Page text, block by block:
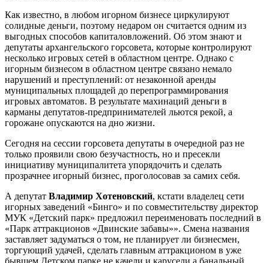
Как известно, в любом игорном бизнесе циркулируют
солидные деньги, поэтому недаром он считается одним из
выгодных способов капиталовложений. Об этом знают и
депутаты архангельского горсовета, которые контролируют
несколько игровых сетей в областном центре. Однако с
игорным бизнесом в областном центре связано немало
нарушений и преступлений: от незаконной аренды
муниципальных площадей до перепрограммирования
игровых автоматов. В результате махинаций деньги в
карманы депутатов-предпринимателей льются рекой, а
горожане опускаются на дно жизни.
Сегодня на сессии горсовета депутаты в очередной раз не
только проявили свою безучастность, но и пресекли
инициативу муниципалитета упорядочить и сделать
прозрачнее игорный бизнес, проголосовав за самих себя.
А депутат Владимир Хотеновский, кстати владелец сети
игорных заведений «Бинго» и по совместительству директор
МУК «Детский парк» предложил переименовать последний в
«Парк аттракционов «Двинские забавы»». Смена названия
заставляет задуматься о том, не планирует ли бизнесмен,
торгующий удачей, сделать главным аттракционом в уже
бывшем Детском парке не качели и карусели а банальный